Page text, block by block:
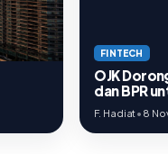
FINTECH
OJK
dan BPR
F. Hadiat• 8